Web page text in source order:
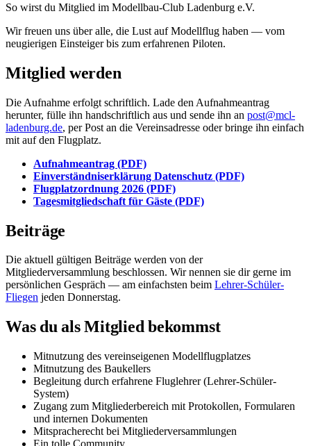
So wirst du Mitglied im Modellbau-Club Ladenburg e.V.
Wir freuen uns über alle, die Lust auf Modellflug haben — vom
neugierigen Einsteiger bis zum erfahrenen Piloten.
Mitglied werden
Die Aufnahme erfolgt schriftlich. Lade den Aufnahmeantrag
herunter, fülle ihn handschriftlich aus und sende ihn an post@mcl-
ladenburg.de, per Post an die Vereinsadresse oder bringe ihn einfach
mit auf den Flugplatz.
Aufnahmeantrag (PDF)
Einverständniserklärung Datenschutz (PDF)
Flugplatzordnung 2026 (PDF)
Tagesmitgliedschaft für Gäste (PDF)
Beiträge
Die aktuell gültigen Beiträge werden von der
Mitgliederversammlung beschlossen. Wir nennen sie dir gerne im
persönlichen Gespräch — am einfachsten beim Lehrer-Schüler-
Fliegen jeden Donnerstag.
Was du als Mitglied bekommst
Mitnutzung des vereinseigenen Modellflugplatzes
Mitnutzung des Baukellers
Begleitung durch erfahrene Fluglehrer (Lehrer-Schüler-
System)
Zugang zum Mitgliederbereich mit Protokollen, Formularen
und internen Dokumenten
Mitspracherecht bei Mitgliederversammlungen